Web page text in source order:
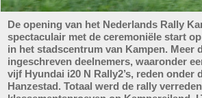
De opening van het Nederlands Rally
spectaculair met de ceremoniële start
in het stadscentrum van Kampen. Meer
ingeschreven deelnemers, waaronder
vijf Hyundai i20 N Rally2’s, reden onder
Hanzestad. Totaal werd de rally